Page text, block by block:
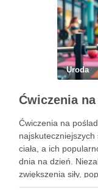
Uroda
Ćwiczenia na
ciała, a ich
dnia na dzień.
zwiększenia siły,
poczuć się lepiej w